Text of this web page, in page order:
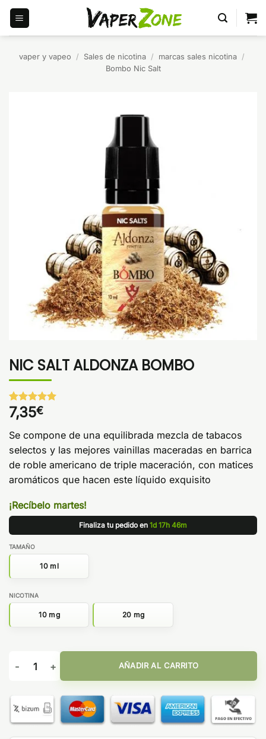
Saltar
contenido
vaper y vapeo / Sales de nicotina / marcas sales nicotina /
Bombo Nic Salt
NIC SALT ALDONZA BOMBO
Valorado
con 5de 5
1
valoración
de un
7,35€
Se compone de una equilibrada mezcla de tabacos
selectos y las mejores vainillas maceradas en barrica
de roble americano de triple maceración, con matices
aromáticos que hacen este líquido exquisito
¡Recíbelo martes!
Finaliza tu pedido en 1d 17h 46m
TAMAÑO
10 ml
NICOTINA
10 mg 20 mg
NIC SALT ALDONZA BOMBO cantidad
AÑADIR AL CARRITO